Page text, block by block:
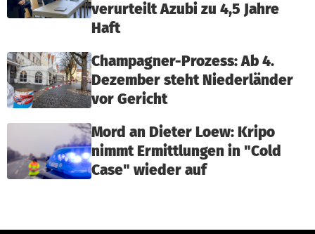
verurteilt Azubi zu 4,5 Jahre
Haft
Champagner-Prozess: Ab 4.
Dezember steht Niederländer
vor Gericht
Mord an Dieter Loew: Kripo
nimmt Ermittlungen in "Cold
Case" wieder auf